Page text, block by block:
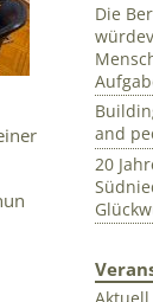
Die
and
20